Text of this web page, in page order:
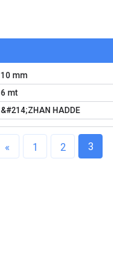
10 mm
6 mt
&#214;ZHAN HADDE
« 1 2 3